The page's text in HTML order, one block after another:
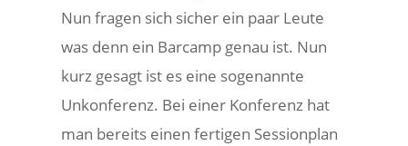
Nun fragen sich sicher ein paar Leute
was denn ein Barcamp genau ist. Nun
kurz gesagt ist es eine sogenannte
Unkonferenz. Bei einer Konferenz hat
man bereits einen fertigen Sessionplan